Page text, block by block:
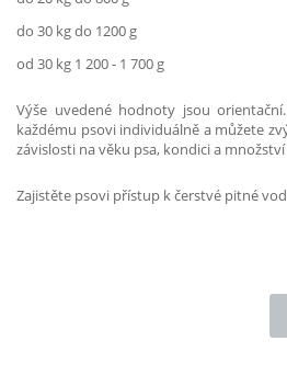
do 30 kg do 1200 g
od 30 kg 1 200 - 1 700 g
Výše uvedené hodnoty jsou
každému psovi individuálně a můžete
závislosti na věku psa, kondici a
Zajistěte psovi přístup k čerstvé pitné